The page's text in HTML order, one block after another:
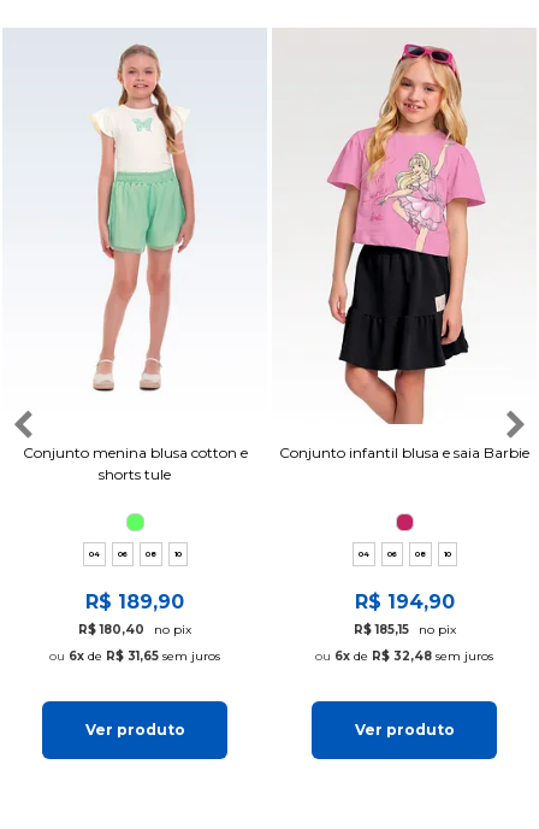
Conjunto menina blusa cotton e
shorts tule
04 06 08 10
R$ 189,90
R$ 180,40
no pix
6x de R$ 31,65 sem juros
Ver produto
Conjunto infantil blusa e saia Barbie
04 06 08 10
R$ 194,90
R$ 185,15
no pix
6x de R$ 32,48 sem juros
Ver produto